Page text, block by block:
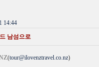
14:44
남섬으로
(tour@ilovenztravel.co.nz)